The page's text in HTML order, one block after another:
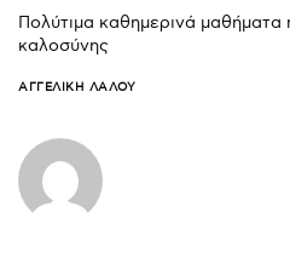
Πολύτιμα καθημερινά μαθήματα
καλοσύνης
ΑΓΓΕΛΙΚΉ ΛΆΛΟΥ